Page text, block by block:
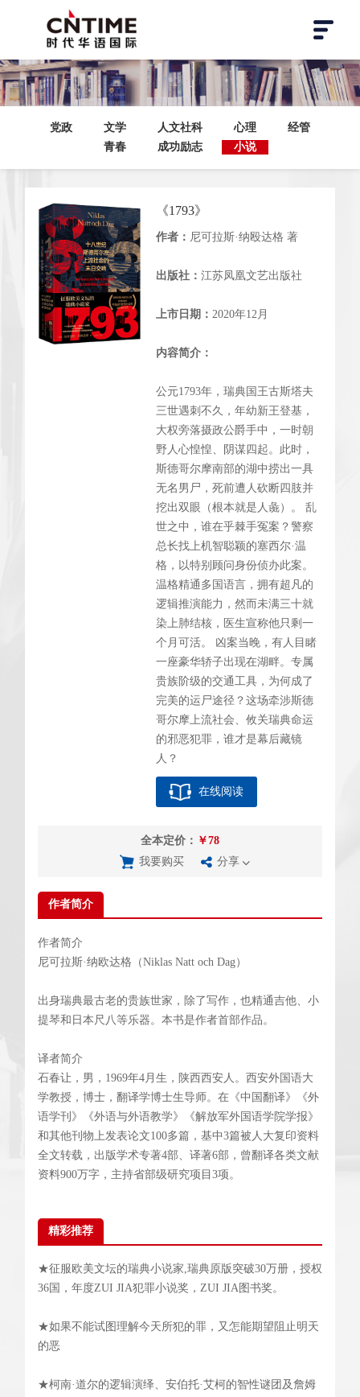
党政 文学 人文社科 心理
经管
青春
成功励志 小说
《1793》
作者： 尼可拉斯·纳殴达格 著
出版社：江苏凤凰文艺出版社
上市日期：2020年12月
内容简介：
公元1793年，瑞典国王古斯塔夫
三世遇刺不久，年幼新王登基，
大权旁落摄政公爵手中，一时朝
野人心惶惶、阴谋四起。此时，
斯德哥尔摩南部的湖中捞出一具
无名男尸，死前遭人砍断四肢并
挖出双眼（根本就是人彘）。 乱
世之中，谁在乎棘手冤案？警察
总长找上机智聪颖的塞西尔·温
格，以特别顾问身份侦办此案。
温格精通多国语言，拥有超凡的
逻辑推演能力，然而未满三十就
染上肺结核，医生宣称他只剩一
个月可活。 凶案当晚，有人目睹
一座豪华轿子出现在湖畔。专属
贵族阶级的交通工具，为何成了
完美的运尸途径？这场牵涉斯德
哥尔摩上流社会、攸关瑞典命运
的邪恶犯罪，谁才是幕后藏镜
人？
在线阅读
全本定价： ￥78
我要购买
分享
作者简介
作者简介
尼可拉斯·纳欧达格（Niklas Natt och Dag）
出身瑞典最古老的贵族世家，除了写作，也精通吉他、小
提琴和日本尺八等乐器。本书是作者首部作品。
译者简介
石春让，男，1969年4月生，陕西西安人。西安外国语大
学教授，博士，翻译学博士生导师。在《中国翻译》《外
语学刊》《外语与外语教学》《解放军外国语学院学报》
和其他刊物上发表论文100多篇，基中3篇被人大复印资料
全文转载，出版学术专著4部、译著6部，曾翻译各类文献
资料900万字，主持省部级研究项目3项。
精彩推荐
★征服欧美文坛的瑞典小说家,瑞典原版突破30万册，授权
36国，年度ZUI JIA犯罪小说奖，ZUI JIA图书奖。
★如果不能试图理解今天所犯的罪，又怎能期望阻止明天
的恶
★柯南·道尔的逻辑演绎、安伯托·艾柯的智性谜团及詹姆